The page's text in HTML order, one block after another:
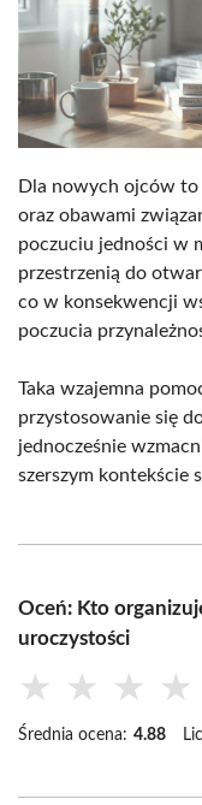
Dla nowych ojców to
oraz obawami
poczuciu jedności w
przestrzenią do
co w konsekwencji
poczucia
Taka wzajemna
przystosowanie się
jednocześnie
szerszym kontekście
Oceń: Kto
uroczystości
★ ★ ★ ★
Średnia ocena: 4.88